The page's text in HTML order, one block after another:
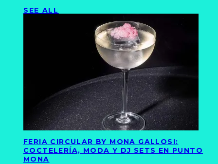
SEE ALL
FERIA CIRCULAR BY MONA GALLOSI:
COCTELERÍA, MODA Y DJ SETS EN PUNTO
MONA